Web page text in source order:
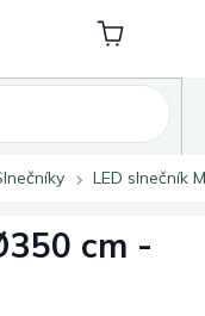
Nákupný
košík
LED slnečník
cm -